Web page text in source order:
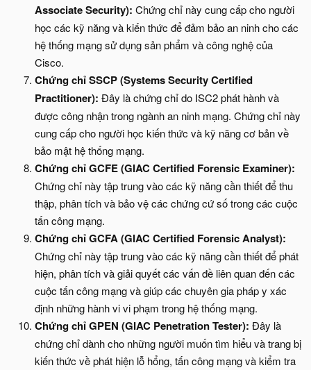
Associate Security): Chứng chỉ này cung cấp cho người
học các kỹ năng và kiến thức để đảm bảo an ninh cho các
hệ thống mạng sử dụng sản phẩm và công nghệ của
Cisco.
Chứng chỉ SSCP (Systems Security Certified
Practitioner): Đây là chứng chỉ do ISC2 phát hành và
được công nhận trong ngành an ninh mạng. Chứng chỉ này
cung cấp cho người học kiến thức và kỹ năng cơ bản về
bảo mật hệ thống mạng.
Chứng chỉ GCFE (GIAC Certified Forensic Examiner):
Chứng chỉ này tập trung vào các kỹ năng cần thiết để thu
thập, phân tích và bảo vệ các chứng cứ số trong các cuộc
tấn công mạng.
Chứng chỉ GCFA (GIAC Certified Forensic Analyst):
Chứng chỉ này tập trung vào các kỹ năng cần thiết để phát
hiện, phân tích và giải quyết các vấn đề liên quan đến các
cuộc tấn công mạng và giúp các chuyên gia pháp y xác
định những hành vi vi phạm trong hệ thống mạng.
Chứng chỉ GPEN (GIAC Penetration Tester): Đây là
chứng chỉ dành cho những người muốn tìm hiểu và trang bị
kiến thức về phát hiện lỗ hổng, tấn công mạng và kiểm tra